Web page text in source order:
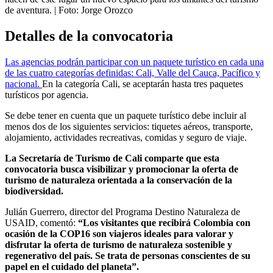
de aventura. | Foto: Jorge Orozco
Detalles de la convocatoria
Las agencias podrán participar con un paquete turístico en cada una
de las cuatro categorías definidas: Cali, Valle del Cauca, Pacífico y
nacional. En la categoría Cali, se aceptarán hasta tres paquetes
turísticos por agencia.
Se debe tener en cuenta que un paquete turístico debe incluir al
menos dos de los siguientes servicios: tiquetes aéreos, transporte,
alojamiento, actividades recreativas, comidas y seguro de viaje.
La Secretaría de Turismo de Cali comparte que esta
convocatoria busca visibilizar y promocionar la oferta de
turismo de naturaleza orientada a la conservación de la
biodiversidad.
Julián Guerrero, director del Programa Destino Naturaleza de
USAID, comentó: “Los visitantes que recibirá Colombia con
ocasión de la COP16 son viajeros ideales para valorar y
disfrutar la oferta de turismo de naturaleza sostenible y
regenerativo del país. Se trata de personas conscientes de su
papel en el cuidado del planeta”.